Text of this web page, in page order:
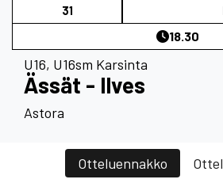
31
18.30
U16, U16sm Karsinta
Ässät - Ilves
Astora
Otteluennakko